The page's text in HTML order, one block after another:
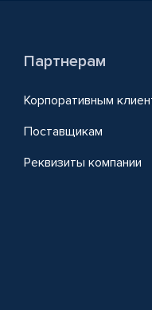
Партнерам
Корпоративным
Поставщикам
Реквизиты компании